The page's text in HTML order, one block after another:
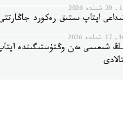
اپتاپ ىستىق رەكورد جاڭارتتى
شىعىسى مەن وڭتۇستىگىندە